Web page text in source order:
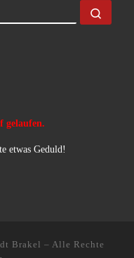
gelaufen.
etwas Geduld!
Brakel – Alle Rechte